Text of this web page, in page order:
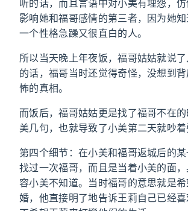
听的话，而且言语中对小美有埋怨，
影响她和福哥感情的第三者，因为她
一个性格急躁又很直白的人。
所以当天晚上年夜饭，福哥姑姑就说
的话，福哥当时还觉得奇怪，没想到
怖的真相。
而饭后，福哥姑姑更是找了福哥不在
美几句，也就导致了小美第二天就吵着
第四个细节：在小美和福哥返城后的
找过一次福哥，而且是当着小美的面
容小美不知道。当时福哥的意思就是
婚，他直接明了地告诉王莉自己已经喜